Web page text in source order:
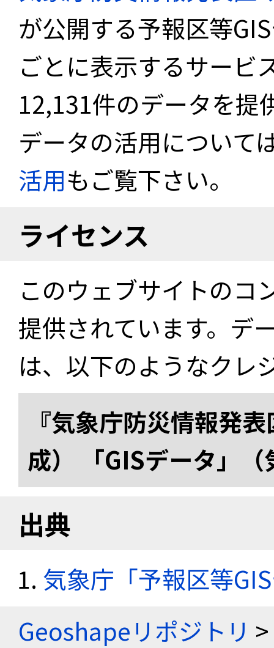
が公開する予報区等
ごとに表示するサービ
12,131件のデータを提
データの活用について
活用もご覧下さい。
ライセンス
このウェブサイトのコ
提供されています。デ
は、以下のようなクレ
『気象庁防災情報発
成） 「GISデータ」
出典
気象庁「予報区等
Geoshapeリポジトリ >